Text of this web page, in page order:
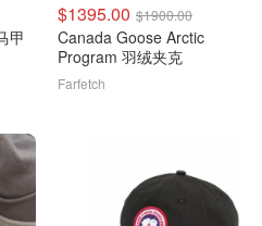
甲
$1395.00 $1900.00
Canada Goose Arctic
Program 羽绒夹克
Farfetch